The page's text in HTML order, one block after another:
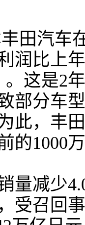
田汽车
润比上
。这是2
部分车
此，丰
的1000
量减少
受召回